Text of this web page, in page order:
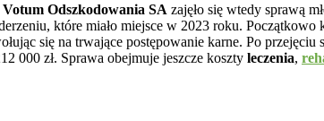
Votum Odszkodowania SA zajęło się wtedy sprawą
które miało miejsce w 2023 roku.
się na trwające postępowanie karne. Po
000 zł. Sprawa obejmuje jeszcze koszty leczenia,